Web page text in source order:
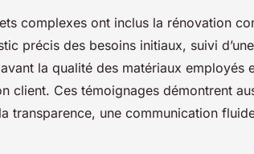
complexes ont inclus la rénovation
précis des besoins initiaux, suivi
la qualité des matériaux employés
client. Ces témoignages démontrent
transparence, une communication